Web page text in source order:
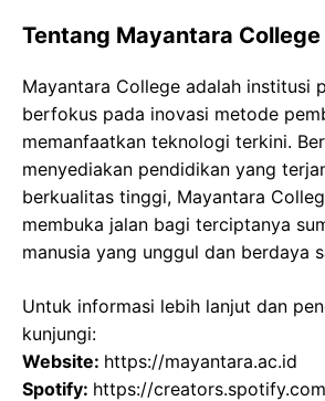
Tentang Mayantara College
Mayantara College adalah institusi
berfokus pada inovasi metode
memanfaatkan teknologi terkini.
menyediakan pendidikan yang
berkualitas tinggi, Mayantara
membuka jalan bagi terciptanya
manusia yang unggul dan berdaya
Untuk informasi lebih lanjut dan
kunjungi:
Website: https://mayantara.ac.id
Spotify: https://